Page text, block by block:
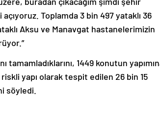
Toplamda 3 bin 497 yataklı 36
Aksu ve Manavgat hastanelerimizin
yapı olarak tespit edilen 26 bin 15
söyledi.